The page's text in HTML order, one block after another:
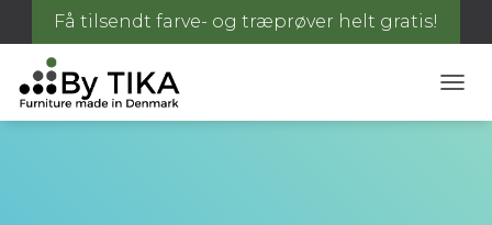
Få tilsendt farve- og træprøver helt gratis!
K